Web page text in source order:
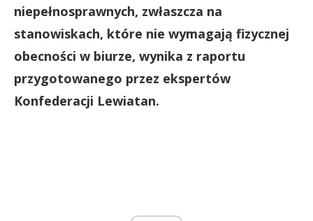
niepełnosprawnych, zwłaszcza na
stanowiskach, które nie wymagają fizycznej
obecności w biurze, wynika z raportu
przygotowanego przez ekspertów
Konfederacji Lewiatan.